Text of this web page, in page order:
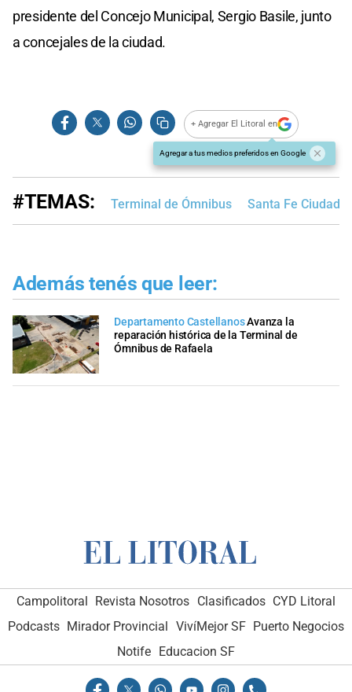
presidente del Concejo Municipal, Sergio Basile, junto
a concejales de la ciudad.
+ Agregar El Litoral en
Agregar a tus medios preferidos en Google
#TEMAS: Terminal de Ómnibus Santa Fe Ciudad
Además tenés que leer:
Departamento CastellanosAvanza la
reparación histórica de la Terminal de
Ómnibus de Rafaela
Campolitoral Revista Nosotros Clasificados CYD Litoral
Podcasts Mirador Provincial VivíMejor SF Puerto Negocios
Notife
Educacion SF